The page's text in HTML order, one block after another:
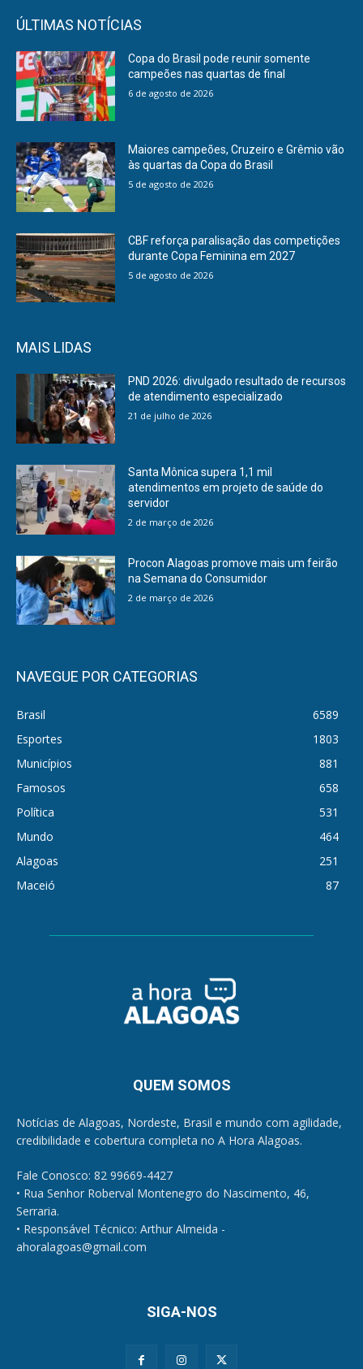
ÚLTIMAS NOTÍCIAS
Copa do Brasil pode reunir somente
campeões nas quartas de final
6 de agosto de 2026
Maiores campeões, Cruzeiro e Grêmio vão
às quartas da Copa do Brasil
5 de agosto de 2026
CBF reforça paralisação das competições
durante Copa Feminina em 2027
5 de agosto de 2026
MAIS LIDAS
PND 2026: divulgado resultado de recursos
de atendimento especializado
21 de julho de 2026
Santa Mônica supera 1,1 mil
atendimentos em projeto de saúde do
servidor
2 de março de 2026
Procon Alagoas promove mais um feirão
na Semana do Consumidor
2 de março de 2026
NAVEGUE POR CATEGORIAS
Brasil
6589
Esportes
1803
Municípios
881
Famosos
658
Política
531
Mundo
464
Alagoas
251
Maceió
87
QUEM SOMOS
Notícias de Alagoas, Nordeste, Brasil e mundo com agilidade,
credibilidade e cobertura completa no A Hora Alagoas.
Fale Conosco: 82 99669-4427
• Rua Senhor Roberval Montenegro do Nascimento, 46,
Serraria.
• Responsável Técnico: Arthur Almeida -
ahoralagoas@gmail.com
SIGA-NOS